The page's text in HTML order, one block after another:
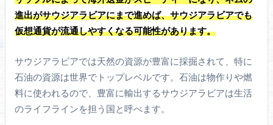
進出がサウジアラビアにまで進めば、サウジアラビアでも
仮想通貨が流通しやすくなる可能性があります。
サウジアラビアでは天然の資源が豊富に採掘されて、特に
石油の資源は世界でトップレベルです。石油は物作りや燃
料に使われるので、豊富に輸出するサウジアラビアは生活
のライフラインを担う国と呼べます。